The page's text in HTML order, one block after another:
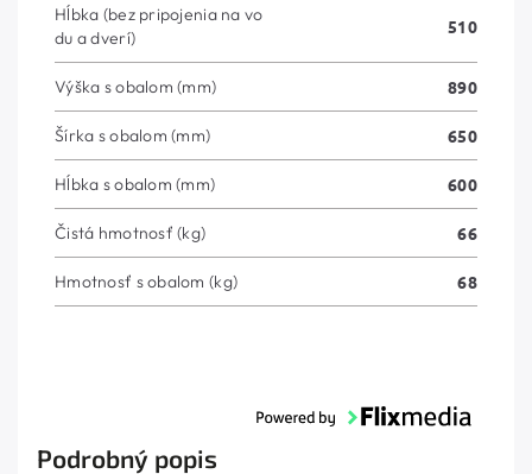
Hĺbka (bez pripojenia na vo
du a dverí)
510
Výška s obalom (mm) 890
Šírka s obalom (mm) 650
Hĺbka s obalom (mm) 600
Čistá hmotnosť (kg) 66
Hmotnosť s obalom (kg) 68
Podrobný popis